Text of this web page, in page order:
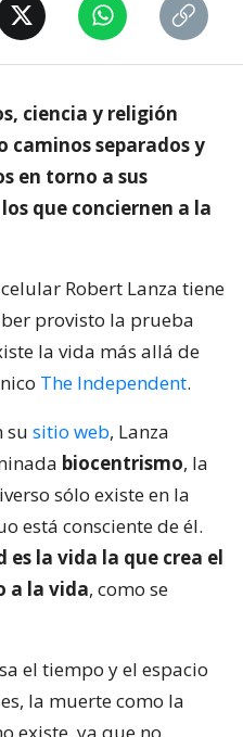
ciencia y religión
caminos separados y
en torno a sus
que conciernen a la
Robert Lanza tiene
provisto la prueba
la vida más allá de
The Independent.
su sitio web, Lanza
biocentrismo, la
sólo existe en la
está consciente de él.
es la vida la que crea el
a la vida, como se
el tiempo y el espacio
la muerte como la
existe, ya que no